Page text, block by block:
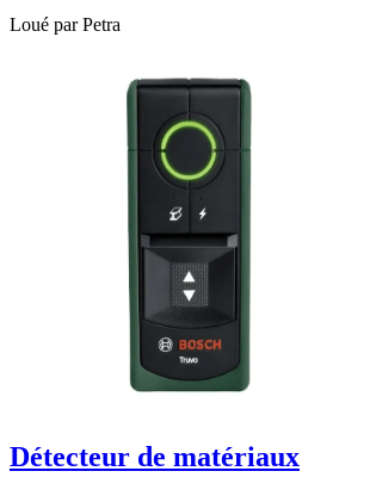
Loué parPetra
Détecteur de matériaux